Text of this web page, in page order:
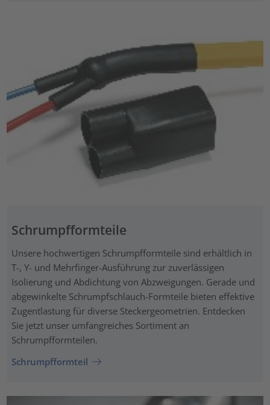
Schrumpfformteile
Unsere hochwertigen Schrumpfformteile sind erhältlich in
T-, Y- und Mehrfinger-Ausführung zur zuverlässigen
Isolierung und Abdichtung von Abzweigungen. Gerade und
abgewinkelte Schrumpfschlauch-Formteile bieten effektive
Zugentlastung für diverse Steckergeometrien. Entdecken
Sie jetzt unser umfangreiches Sortiment an
Schrumpfformteilen.
Schrumpfformteil